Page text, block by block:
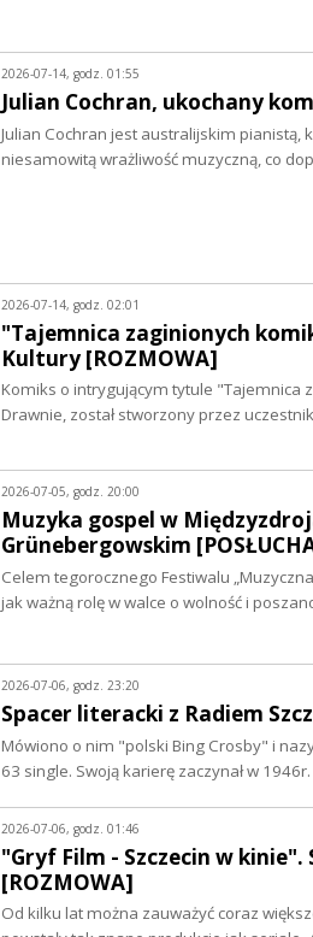
2026-07-14, godz. 01:55
Julian Cochran, ukochany
Julian Cochran jest australijskim
niesamowitą wrażliwość muzyczną, co
2026-07-14, godz. 02:01
"Tajemnica zaginionych
Kultury [ROZMOWA]
Komiks o intrygującym tytule "Tajemnica
Drawnie, został stworzony przez
2026-07-05, godz. 20:00
Muzyka gospel w
Grünebergowskim
Celem tegorocznego Festiwalu
jak ważną rolę w walce o wolność i
2026-07-06, godz. 23:20
Spacer literacki z Radiem
Mówiono o nim "polski Bing Crosby" i
63 single. Swoją karierę zaczynał w
2026-07-06, godz. 01:46
"Gryf Film - Szczecin w
[ROZMOWA]
Od kilku lat można zauważyć coraz